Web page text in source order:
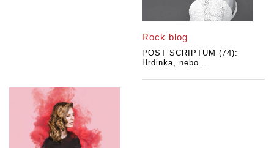
Rock blog
POST SCRIPTUM (74):
Hrdinka, nebo...